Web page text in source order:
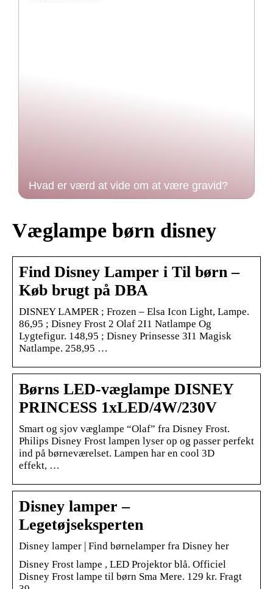
Hvad er værd at vide om at være gravid?
Væglampe børn disney
Find Disney Lamper i Til børn –
Køb brugt på DBA
DISNEY LAMPER ; Frozen – Elsa Icon Light, Lampe.
86,95 ; Disney Frost 2 Olaf 2I1 Natlampe Og
Lygtefigur. 148,95 ; Disney Prinsesse 3I1 Magisk
Natlampe. 258,95 …
Børns LED-væglampe DISNEY
PRINCESS 1xLED/4W/230V
Smart og sjov væglampe “Olaf” fra Disney Frost.
Philips Disney Frost lampen lyser op og passer perfekt
ind på børneværelset. Lampen har en cool 3D
effekt, …
Disney lamper –
Legetøjseksperten
Disney lamper | Find børnelamper fra Disney her
Disney Frost lampe , LED Projektor blå. Officiel
Disney Frost lampe til børn Sma Mere. 129 kr. Fragt